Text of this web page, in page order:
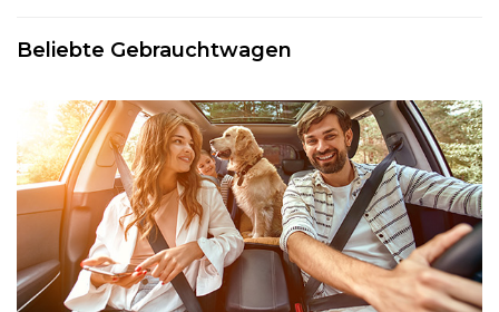
Beliebte Gebrauchtwagen